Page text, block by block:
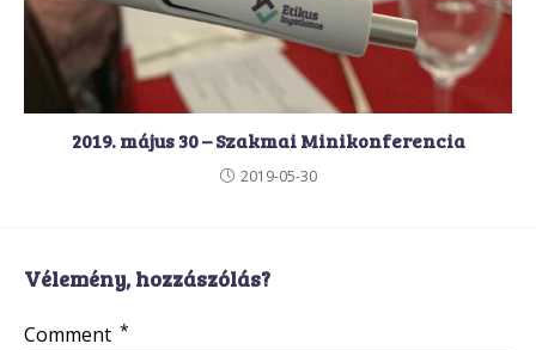
2019. május 30 – Szakmai Minikonferencia
2019-05-30
Vélemény, hozzászólás?
Comment *